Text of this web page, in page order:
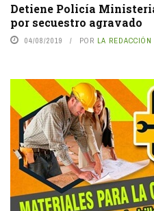
Detiene Policía
por secuestro agravado
04/08/2019 POR LA REDACCIÓN